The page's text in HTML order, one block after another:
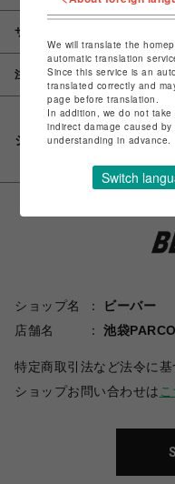
サイズ
注意事項
シェアする
ショップ名
ビーバー
店舗名
池袋PARCO
特定商取引法など法令に基
ショップお問い合わせは
We will translate the
automatic translation
Since this service is an
translated correctly and
page before translation.
In addition, we do not
indirect damage caused
understanding in advance.
Switch